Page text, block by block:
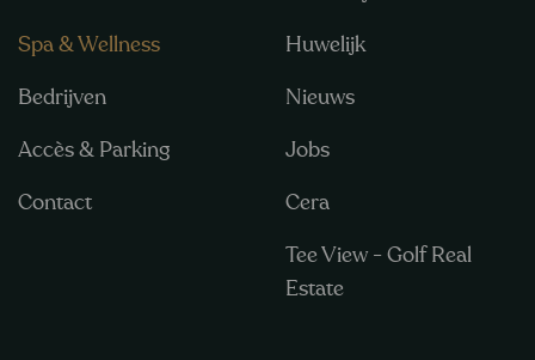
Spa & Wellness
Bedrijven
Accès & Parking
Contact
Huwelijk
Nieuws
Jobs
Cera
Tee View - Golf Real
Estate